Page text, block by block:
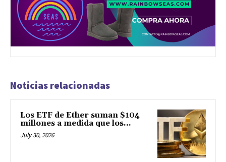
Noticias relacionadas
Los ETF de Ether suman $104
millones a medida que los...
July 30, 2026